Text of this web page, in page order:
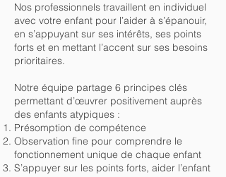
Nos professionnels travaillent en individuel
avec votre enfant pour l’aider à s’épanouir,
en s’appuyant sur ses intérêts, ses points
forts et en mettant l’accent sur ses besoins
prioritaires.
​Notre équipe partage 6 principes clés
permettant d’œuvrer positivement auprès
des enfants atypiques :
Présomption de compétence
Observation fine pour comprendre le
fonctionnement unique de chaque enfant
S’appuyer sur les points forts, aider l’enfant